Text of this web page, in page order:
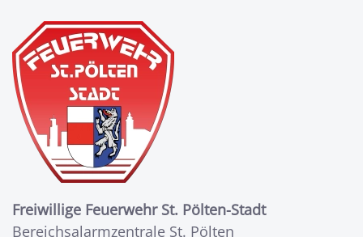
Freiwillige Feuerwehr St. Pölten-Stadt
Bereichsalarmzentrale St. Pölten